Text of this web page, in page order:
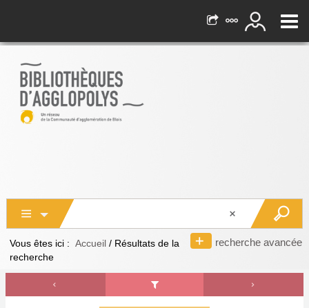
recherche avancée
Vous êtes ici : Accueil / Résultats de la
recherche